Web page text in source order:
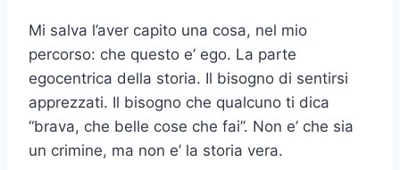
Mi salva l’aver capito una cosa, nel mio
percorso: che questo e’ ego. La parte
egocentrica della storia. Il bisogno di sentirsi
apprezzati. Il bisogno che qualcuno ti dica
“brava, che belle cose che fai”. Non e’ che sia
un crimine, ma non e’ la storia vera.